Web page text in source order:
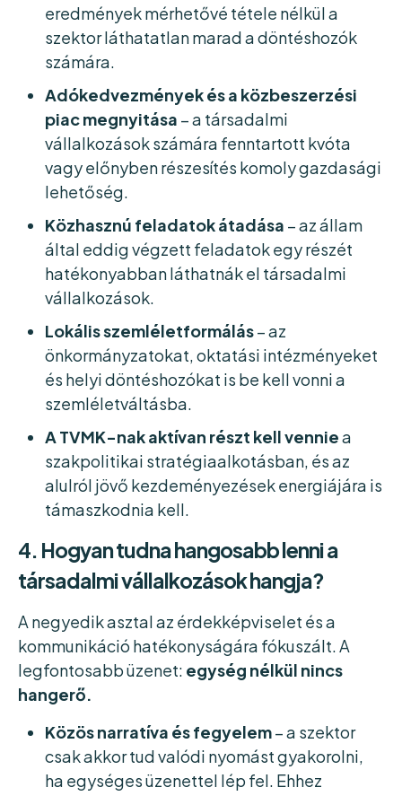
eredmények mérhetővé tétele nélkül a
szektor láthatatlan marad a döntéshozók
számára.
Adókedvezmények és a közbeszerzési
piac megnyitása – a társadalmi
vállalkozások számára fenntartott kvóta
vagy előnyben részesítés komoly gazdasági
lehetőség.
Közhasznú feladatok átadása – az állam
által eddig végzett feladatok egy részét
hatékonyabban láthatnák el társadalmi
vállalkozások.
Lokális szemléletformálás– az
önkormányzatokat, oktatási intézményeket
és helyi döntéshozókat is be kell vonni a
szemléletváltásba.
A TVMK-nak aktívan részt kell venniea
szakpolitikai stratégiaalkotásban, és az
alulról jövő kezdeményezések energiájára is
támaszkodnia kell.
4. Hogyan tudna hangosabb lenni a
társadalmi vállalkozások hangja?
A negyedik asztal az érdekképviselet és a
kommunikáció hatékonyságára fókuszált. A
legfontosabb üzenet: egység nélkül nincs
hangerő.
Közös narratíva és fegyelem– a szektor
csak akkor tud valódi nyomást gyakorolni,
ha egységes üzenettel lép fel. Ehhez